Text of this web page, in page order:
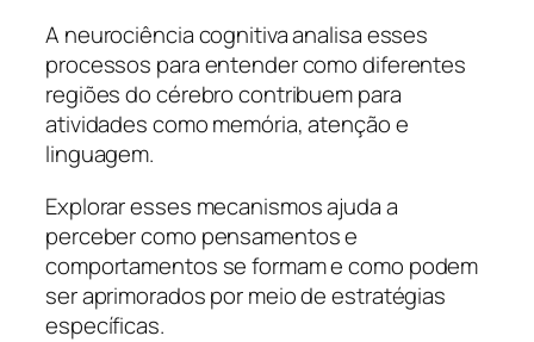
A neurociência cognitiva analisa esses
processos para entender como diferentes
regiões do cérebro contribuem para
atividades como memória, atenção e
linguagem.
Explorar esses mecanismos ajuda a
perceber como pensamentos e
comportamentos se formam e como podem
ser aprimorados por meio de estratégias
específicas.